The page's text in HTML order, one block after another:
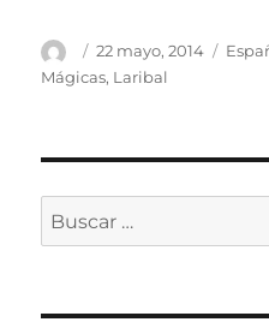
AutorPublicado
el
22 mayo, 2014
Mágicas, Laribal
Buscar
por: